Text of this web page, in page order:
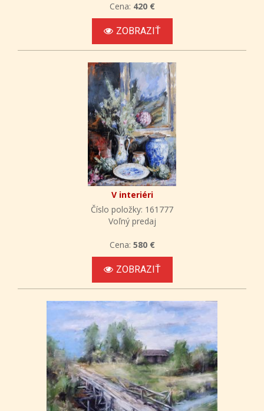
Cena: 420 €
ZOBRAZIŤ
V interiéri
Číslo položky: 161777
Voľný predaj
Cena: 580 €
ZOBRAZIŤ